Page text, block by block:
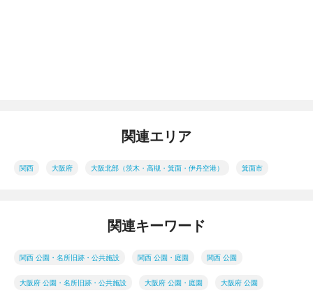
関連エリア
関西 大阪府 大阪北部（茨木・高槻・箕面・伊丹空港） 箕面市
関連キーワード
関西 公園・名所旧跡・公共施設 関西 公園・庭園 関西 公園
大阪府 公園・名所旧跡・公共施設 大阪府 公園・庭園 大阪府 公園